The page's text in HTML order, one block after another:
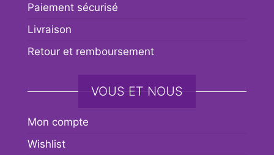
Paiement sécurisé
Livraison
Retour et remboursement
VOUS ET NOUS
Mon compte
Wishlist